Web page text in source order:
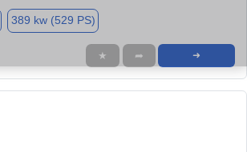
389 kw (529 PS)
★ ➦ ➜